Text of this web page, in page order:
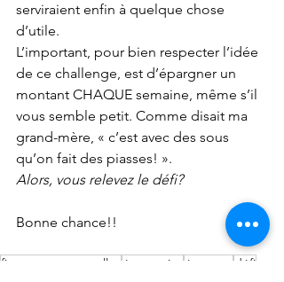
serviraient enfin à quelque chose
d’utile.
L’important, pour bien respecter l’idée
de ce challenge, est d’épargner un
montant CHAQUE semaine, même s’il
vous semble petit. Comme disait ma
grand-mère, « c’est avec des sous
qu’on fait des piasses! ».
Alors, vous relevez le défi?
Bonne chance!!
finances personnelles économies épargne défi